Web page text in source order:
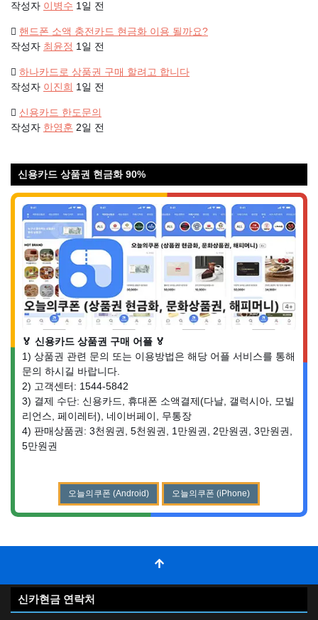
작성자 이병수 1일 전
핸드폰 소액 충전카드 현금화 이용 될까요?
작성자 최윤정 1일 전
하나카드로 상품권 구매 할려고 합니다
작성자 이진희 1일 전
신용카드 한도문의
작성자 한영훈 2일 전
신용카드 상품권 현금화 90%
🏅 신용카드 상품권 구매 어플 🏅
1) 상품권 관련 문의 또는 이용방법은 해당 어플 서비스를 통해
문의 하시길 바랍니다.
2) 고객센터: 1544-5842
3) 결제 수단: 신용카드, 휴대폰 소액결제(다날, 갤럭시아, 모빌
리언스, 페이레터), 네이버페이, 무통장
4) 판매상품권: 3천원권, 5천원권, 1만원권, 2만원권, 3만원권,
5만원권
오늘의쿠폰 (Android) 오늘의쿠폰 (iPhone)
신카현금 연락처